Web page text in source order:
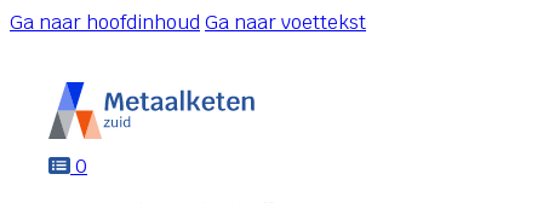
Ga naar hoofdinhoudGa naar voettekst
0